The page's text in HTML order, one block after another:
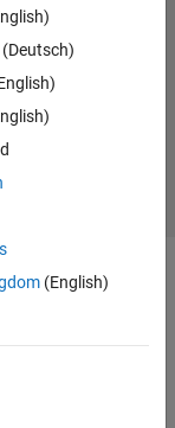
(Deutsch)
(English)
de las aplicaciones